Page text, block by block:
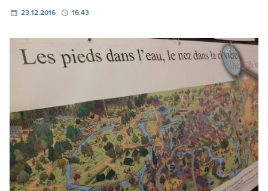
23.12.2016 16:43